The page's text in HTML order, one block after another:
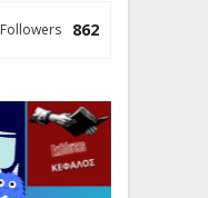
862
Followers